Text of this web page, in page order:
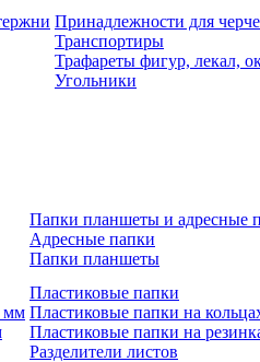
Принадлежности для
Транспортиры
Трафареты фигур, лекал,
Угольники
Папки планшеты и адресные
Адресные папки
Папки планшеты
мм
Пластиковые папки
Пластиковые папки на
Пластиковые папки на
Разделители листов